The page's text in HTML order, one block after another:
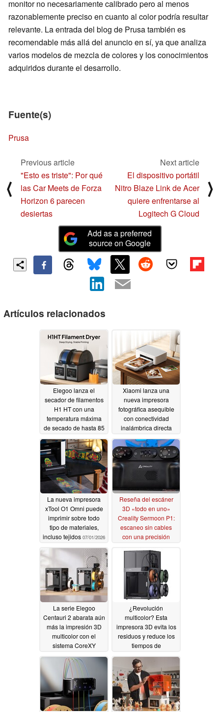
monitor no necesariamente calibrado pero al menos
razonablemente preciso en cuanto al color podría resultar
relevante. La entrada del blog de Prusa también es
recomendable más allá del anuncio en sí, ya que analiza
varios modelos de mezcla de colores y los conocimientos
adquiridos durante el desarrollo.
Fuente(s)
Prusa
⟨
Previous article
"Esto es triste": Por qué
las Car Meets de Forza
Horizon 6 parecen
desiertas
Next article
El dispositivo portátil
Nitro Blaze Link de Acer
quiere enfrentarse al
Logitech G Cloud
⟩
Add as a preferred
source on Google
Artículos relacionados
Elegoo lanza el
secador de filamentos
H1 HT con una
temperatura máxima
de secado de hasta 85
07/24/2026
Xiaomi lanza una
nueva impresora
fotográfica asequible
con conectividad
inalámbrica directa
07/07/2026
La nueva impresora
xTool O1 Omni puede
imprimir sobre todo
tipo de materiales,
incluso tejidos 07/01/2026
Reseña del escáner
3D «todo en uno»
Creality Sermoon P1:
escaneo sin cables
con una precisión
La serie Elegoo
Centauri 2 abarata aún
más la impresión 3D
multicolor con el
sistema CoreXY
06/24/2026
¿Revolución
multicolor? Esta
impresora 3D evita los
residuos y reduce los
tiempos de
05/12/2026